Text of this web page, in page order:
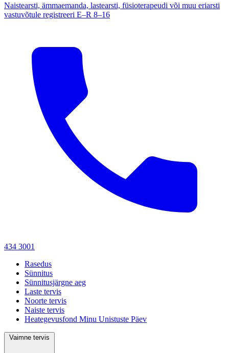
Naistearsti, ämmaemanda, lastearsti, füsioterapeudi või muu eriarsti
vastuvõtule registreeri E–R 8–16
434 3001
Rasedus
Sünnitus
Sünnitusjärgne aeg
Laste tervis
Noorte tervis
Naiste tervis
Heategevusfond Minu Unistuste Päev
Vaimne tervis